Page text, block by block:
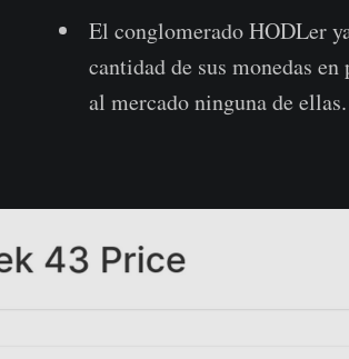
El conglomerado HODLer
cantidad de sus monedas
al mercado ninguna de ellas.